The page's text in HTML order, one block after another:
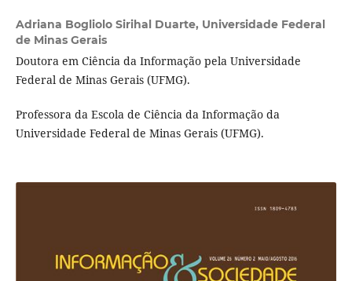
Adriana Bogliolo Sirihal Duarte, Universidade Federal
de Minas Gerais
Doutora em Ciência da Informação pela Universidade
Federal de Minas Gerais (UFMG).
Professora da Escola de Ciência da Informação da
Universidade Federal de Minas Gerais (UFMG).